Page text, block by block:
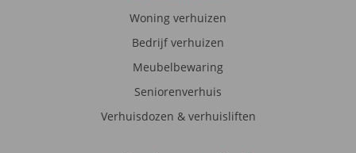
Woning verhuizen
Bedrijf verhuizen
Meubelbewaring
Seniorenverhuis
Verhuisdozen & verhuisliften